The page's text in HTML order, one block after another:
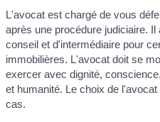
L'avocat est chargé de vous
après une procédure judiciaire. Il
conseil et d'intermédiaire pour
immobilières. L'avocat doit se
exercer avec dignité,
et humanité. Le choix de
cas.